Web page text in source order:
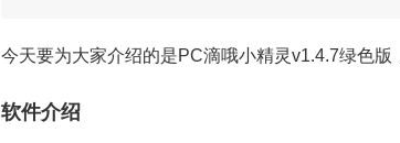
今天要为大家介绍的是PC滴哦小精灵v1.4.7绿色版
软件介绍